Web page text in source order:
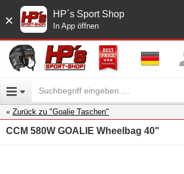
× HP´s Sport Shop
In App öffnen
Zurück zu "Goalie Taschen"
CCM 580W GOALIE Wheelbag 40"